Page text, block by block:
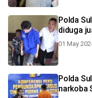
Polda
diduga
01 May
Polda
narkoba